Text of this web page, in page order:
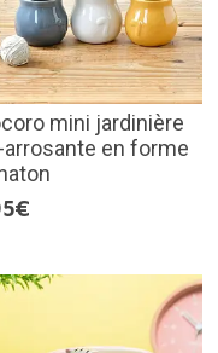
mini jardinière
arrosante en forme